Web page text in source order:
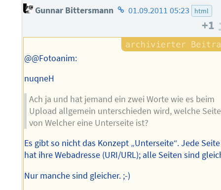
Gunnar Bittersmann Homepage
Autors
01.09.2011 05:23 html
+1
@@Fotoanim:
nuqneH
Ach ja und hat jemand ein zwei Worte wie es beim
Upload allgemein unterschieden wird, welche Seite
von Welcher eine Unterseite ist?
Es gibt so nicht das Konzept „Unterseite“. Jede Seite
hat ihre Webadresse (URI/URL); alle Seiten sind
Nur manche sind gleicher. ;-)